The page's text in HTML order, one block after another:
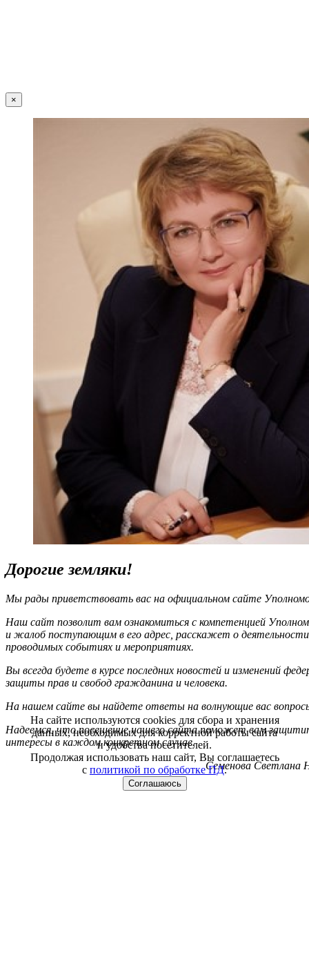
×
Дорогие земляки!
Мы рады приветствовать вас на официальном сайте
Наш сайт позволит вам ознакомиться с компетенцией
и жалоб поступающим в его адрес, расскажет о
проводимых событиях и мероприятиях.
Вы всегда будете в курсе последних новостей и изменений
защиты прав и свобод гражданина и человека.
На нашем сайте вы найдете ответы на волнующие вас
Надеемся, что посещение нашего сайта поможет вам
интересы в каждом конкретном случае.
Семенова Светлана
На сайте используются cookies для сбора и хранения
данных, необходимых для корректной работы сайта
и удобства посетителей.
Продолжая использовать наш сайт, Вы соглашаетесь
с политикой по обработке ПД.
Соглашаюсь